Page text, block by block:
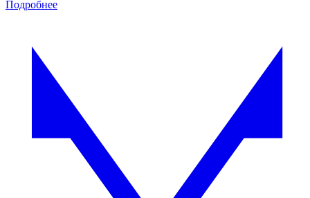
Подробнее